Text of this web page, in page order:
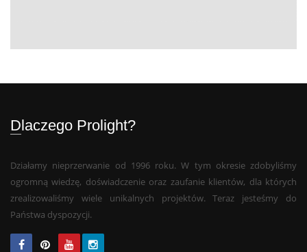
Dlaczego Prolight?
Działamy nieprzerwanie od 1996 roku. W tym okresie zdobyliśmy
ogromną wiedzę, doświadczenie oraz zaufanie klientów, dla których
zrealizowaliśmy wiele unikalnych projektów. Teraz jesteśmy do
Państwa dyspozycji.